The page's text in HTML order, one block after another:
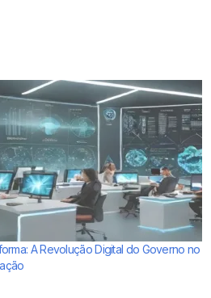
A Revolução Digital do Governo no